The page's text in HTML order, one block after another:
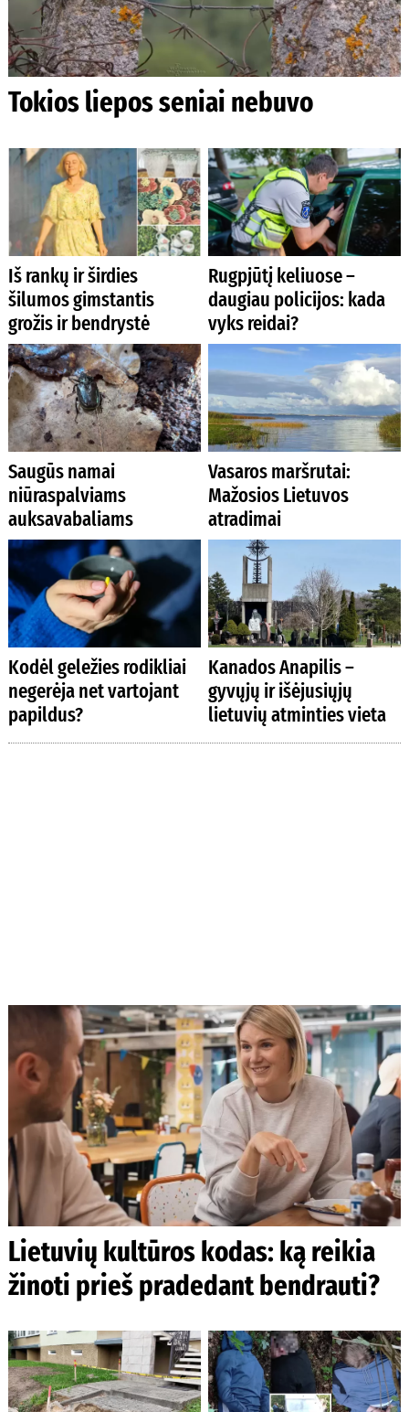
Tokios liepos seniai nebuvo
Iš rankų ir širdies
šilumos gimstantis
grožis ir bendrystė
Rugpjūtį keliuose –
daugiau policijos: kada
vyks reidai?
Saugūs namai
niūraspalviams
auksavabaliams
Vasaros maršrutai:
Mažosios Lietuvos
atradimai
Kodėl geležies rodikliai
negerėja net vartojant
papildus?
Kanados Anapilis –
gyvųjų ir išėjusiųjų
lietuvių atminties vieta
Lietuvių kultūros kodas: ką reikia
žinoti prieš pradedant bendrauti?